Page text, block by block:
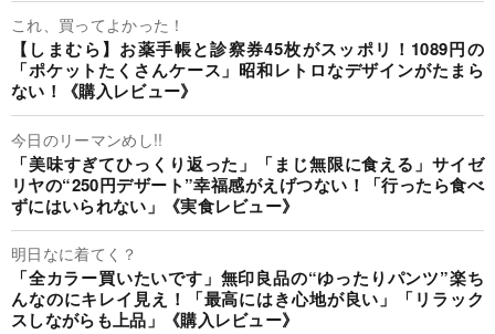
これ、買ってよかった！
【しまむら】お薬手帳と診察券45枚がスッポリ！1089円の
「ポケットたくさんケース」昭和レトロなデザインがたまら
ない！《購入レビュー》
今日のリーマンめし!!
「美味すぎてひっくり返った」「まじ無限に食える」サイゼ
リヤの“250円デザート”幸福感がえげつない！「行ったら食べ
ずにはいられない」《実食レビュー》
明日なに着てく？
「全カラー買いたいです」無印良品の“ゆったりパンツ”楽ち
んなのにキレイ見え！「最高にはき心地が良い」「リラック
スしながらも上品」《購入レビュー》